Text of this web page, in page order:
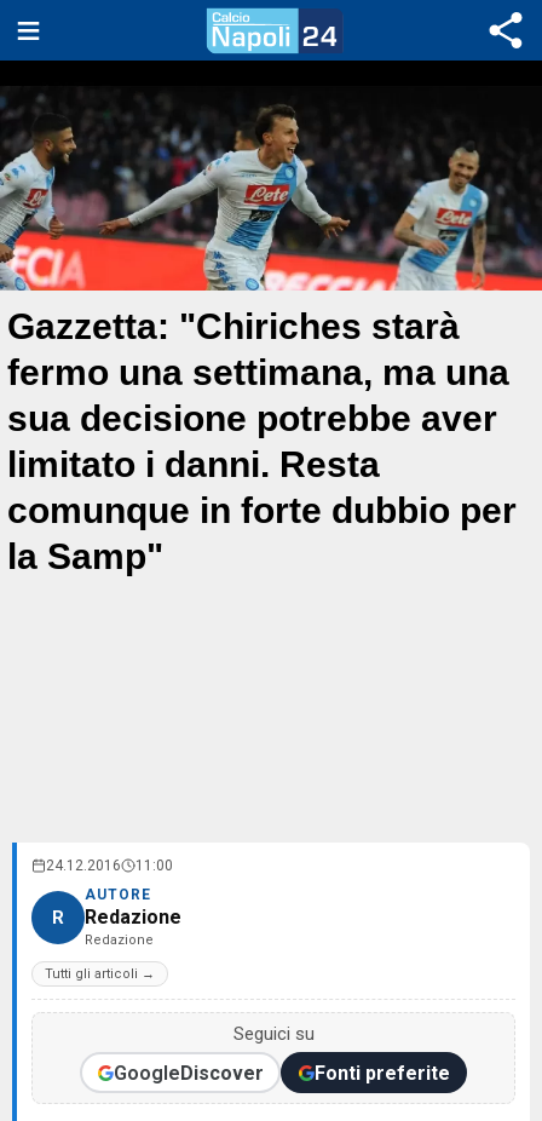
Gazzetta: "Chiriches starà
fermo una settimana, ma una
sua decisione potrebbe aver
limitato i danni. Resta
comunque in forte dubbio per
la Samp"
24.12.2016 11:00
R
AUTORE
Redazione
Redazione
Tutti gli articoli →
Seguici su
GoogleDiscover Fonti preferite